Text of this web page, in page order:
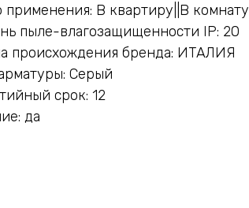
применения: В квартиру||В комнату
пыле-влагозащищенности IP: 20
происхождения бренда: ИТАЛИЯ
Серый
срок: 12
да